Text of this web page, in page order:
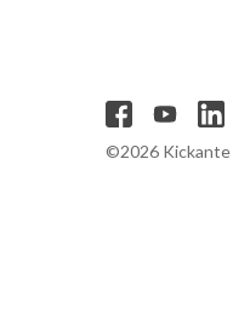
©2026 Kickante